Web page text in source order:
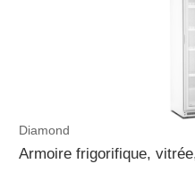
Diamond
Armoire frigorifique,